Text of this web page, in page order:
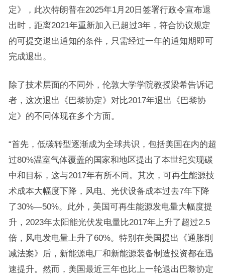
定》，此次特朗普在2025年1月20日签署行政令宣布退
出时，距离2021年重新加入已超过3年，符合协议规定
的可提交退出通知的条件，只需经过一年的通知期即可
完成退出。
除了技术层面的不同外，伦敦大学学院教授梁希告诉记
者，这次退出《巴黎协定》对比2017年退出《巴黎协
定》的不同体现在多个方面。
“首先，低碳转型逐渐成为全球共识，包括美国在内的超
过80%温室气体覆盖的国家和地区提出了本世纪实现碳
中和目标，这与2017年有所不同。其次，可再生能源技
术成本大幅度下降，风电、光伏设备成本过去7年下降
了30%—50%。此外，美国可再生能源发电量大幅度提
升，2023年太阳能光伏发电量比2017年上升了超过2.5
倍，风电发电量上升了60%。特别在美国提出《通胀削
减法案》后，新能源电厂和新能源装备制造投资都在迅
速提升。然而，美国最近三年也比上一轮退出巴黎协定